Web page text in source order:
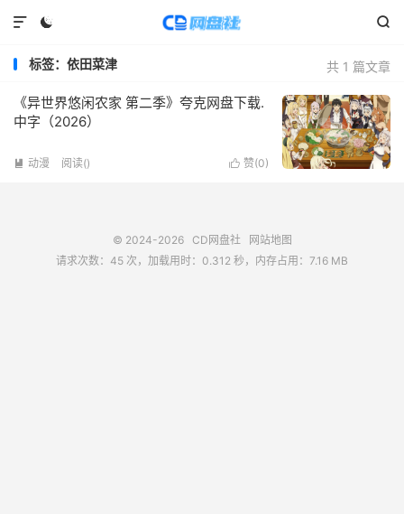
 

共 1 篇文章
标签：依田菜津
《异世界悠闲农家 第二季》夸克网盘下载.
中字（2026）
 赞(0)
 动漫 阅读()
© 2024-2026 CD网盘社
网站地图
请求次数：45 次，加载用时：0.312 秒，内存占用：7.16 MB